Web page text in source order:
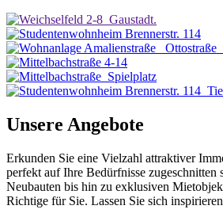
Unsere Angebote
Erkunden Sie eine Vielzahl attraktiver
perfekt auf Ihre Bedürfnisse zugeschnitten
Neubauten bis hin zu exklusiven
Richtige für Sie. Lassen Sie sich